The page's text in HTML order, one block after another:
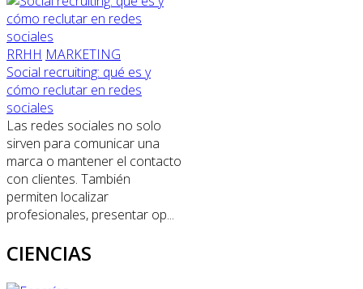
RRHH MARKETING
Social recruiting: qué es y
cómo reclutar en redes
sociales
Las redes sociales no solo
sirven para comunicar una
marca o mantener el contacto
con clientes. También
permiten localizar
profesionales, presentar op...
CIENCIAS